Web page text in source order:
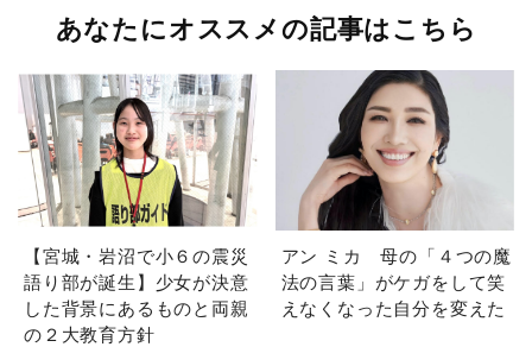
あなたにオススメの記事はこちら
【宮城・岩沼で小６の震災
語り部が誕生】少女が決意
した背景にあるものと両親
の２大教育方針
アン ミカ 母の「４つの魔
法の言葉」がケガをして笑
えなくなった自分を変えた